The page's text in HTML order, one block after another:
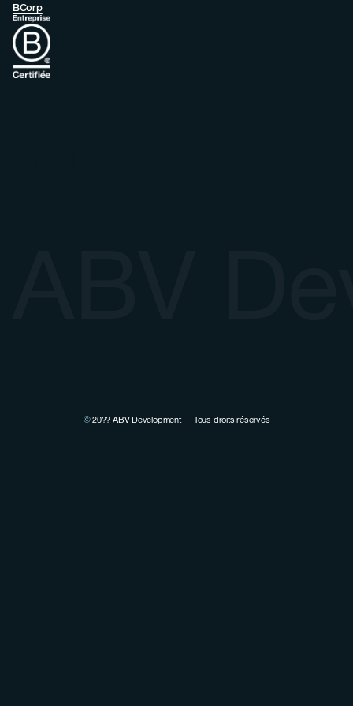
BCorp
© 20?? ABV Development — Tous droits réservés